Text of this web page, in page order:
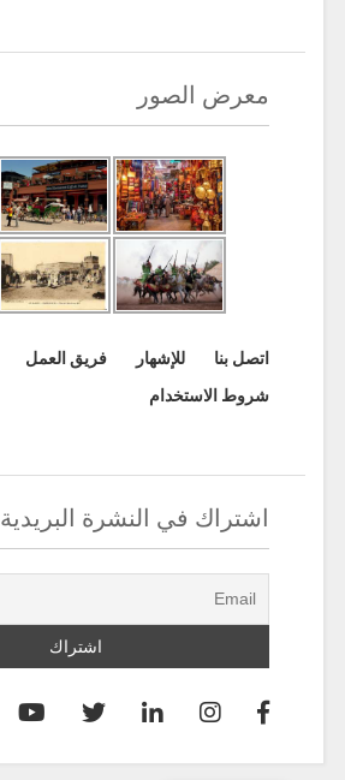
معرض الصور
اتصل بنا للإشهار
فريق العمل
شروط الاستخدام
اشتراك في النشرة البريدية